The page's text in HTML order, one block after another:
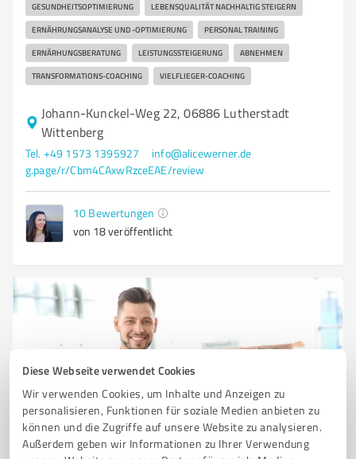
Diese Webseite verwendet Cookies
Wir verwenden Cookies, um Inhalte und Anzeigen zu
personalisieren, Funktionen für soziale Medien anbieten zu
können und die Zugriffe auf unsere Website zu analysieren.
Außerdem geben wir Informationen zu Ihrer Verwendung
GESUNDHEITSOPTIMIERUNG LEBENSQUALITÄT NACHHALTIG STEIGERN
ERNÄHRUNGSANALYSE UND -OPTIMIERUNG PERSONAL TRAINING
ERNÄRHUNGSBERATUNG LEISTUNGSSTEIGERUNG ABNEHMEN
TRANSFORMATIONS-COACHING VIELFLIEGER-COACHING
Johann-Kunckel-Weg 22, 06886 Lutherstadt
Wittenberg
Tel. +49 1573 1395927
info@alicewerner.de
g.page/r/Cbm4CAxwRzceEAE/review
10 Bewertungen
von 18 veröffentlicht
Sie möchten auch hier gelistet werden?